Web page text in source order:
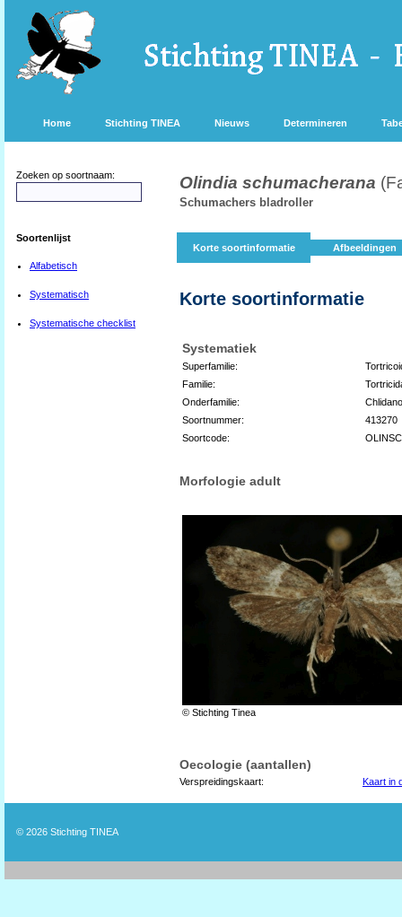
Home Stichting TINEA Nieuws Determineren
Zoeken op soortnaam:
Soortenlijst
Alfabetisch
Systematisch
Systematische checklist
Olindia schumacherana
Schumachers bladroller
Korte soortinformatie Afbeeldingen
Korte soortinformatie
Systematiek
Superfamilie:
Familie:
Onderfamilie:
Soortnummer:
413270
Soortcode:
Morfologie adult
© Stichting Tinea
Oecologie (aantallen)
Verspreidingskaart: Kaart in
© 2026 Stichting TINEA